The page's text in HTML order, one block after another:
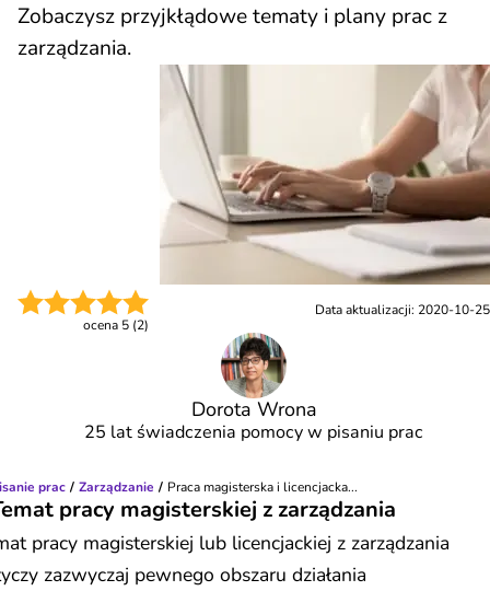
Zobaczysz przyjkłądowe tematy i plany prac z
zarządzania.
Dorota Wrona
25 lat świadczenia pomocy w pisaniu prac
ocena 5 (2)
Data aktualizacji: 2020-10-25
prac Zarządzanie Praca magisterska i licencjacka...
pracy magisterskiej z zarządzania
pracy magisterskiej lub licencjackiej z zarządzania
zazwyczaj pewnego obszaru działania